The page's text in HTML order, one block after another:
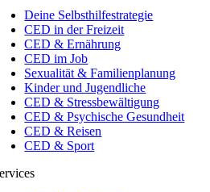
Deine Selbsthilfestrategie
CED in der Freizeit
CED & Ernährung
CED im Job
Sexualität & Familienplanung
Kinder und Jugendliche
CED & Stressbewältigung
CED & Psychische Gesundheit
CED & Reisen
CED & Sport